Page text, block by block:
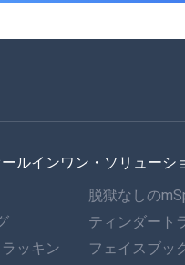
ルインワン・ソリューシ
ッキン
脱獄なしの
ティンダート
フェイスブッ